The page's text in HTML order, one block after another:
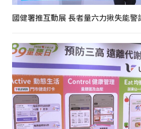
國健署推互動展 長者量六力揪失能警